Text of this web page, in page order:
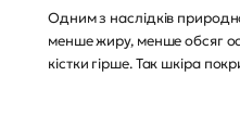
Одним з наслідків
менше жиру, менше обсяг
кістки гірше. Так шкіра